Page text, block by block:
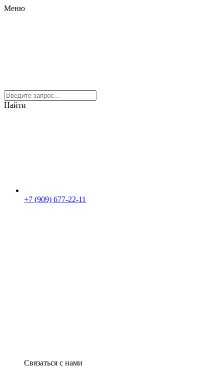
Меню
Найти
+7 (909) 677-22-11
Связаться с нами